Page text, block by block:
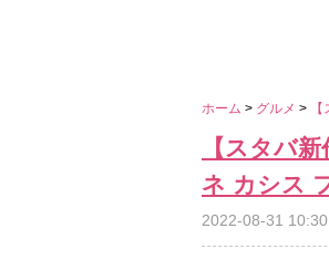
ホーム > グルメ >
【スタバ
ネ カシス
2022-08-31 10:30